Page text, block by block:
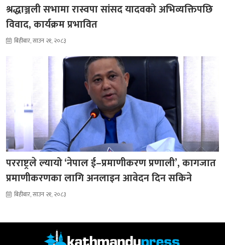
श्रद्धाञ्जली सभामा रास्वपा सांसद यादवको अभिव्यक्तिपछि
विवाद, कार्यक्रम प्रभावित
बिहीबार, साउन २१, २०८३
परराष्ट्रले ल्यायो ‘नेपाल ई–प्रमाणीकरण प्रणाली’, कागजात
प्रमाणीकरणका लागि अनलाइन आवेदन दिन सकिने
बिहीबार, साउन २१, २०८३